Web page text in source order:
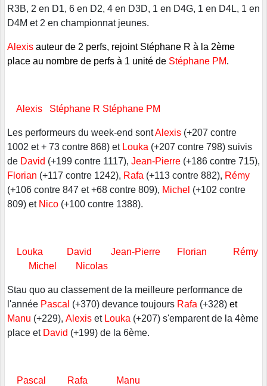
R3B, 2 en D1, 6 en D2, 4 en D3D, 1 en D4G, 1 en D4L, 1 en
D4M et 2 en championnat jeunes.
Alexis auteur de 2 perfs, rejoint Stéphane R à la 2ème
place au nombre de perfs à 1 unité de Stéphane PM.
Alexis Stéphane R Stéphane PM
Les performeurs du week-end sontAlexis (+207 contre
1002 et + 73 contre 868) et Louka (+207 contre 798) suivis
de David (+199 contre 1117), Jean-Pierre (+186 contre 715),
Florian (+117 contre 1242), Rafa (+113 contre 882), Rémy
(+106 contre 847 et +68 contre 809), Michel (+102 contre
809) et Nico (+100 contre 1388).
Louka David Jean-Pierre Florian
Rémy
Michel
Nicolas
Stau quo au classement de la meilleure performance de
l'année Pascal (+370) devance toujours Rafa (+328) et
Manu (+229), Alexis et Louka (+207) s'emparent de la 4ème
place et David (+199) de la 6ème.
Pascal Rafa Manu